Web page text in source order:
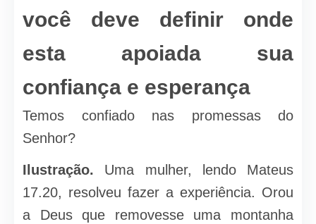
você deve definir onde
esta apoiada sua
confiança e esperança
Temos confiado nas promessas do
Senhor?
Ilustração. Uma mulher, lendo Mateus
17.20, resolveu fazer a experiência. Orou
a Deus que removesse uma montanha